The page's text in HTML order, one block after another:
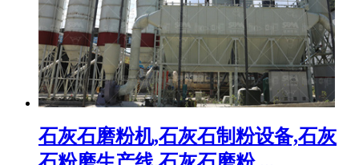
石灰石磨粉机,石灰石制粉设备,石灰